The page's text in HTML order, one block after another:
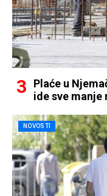
Plaće u
ide sve manje
NOVOSTI